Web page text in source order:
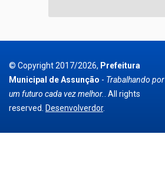
© Copyright 2017/2026, Prefeitura
Municipal de Assunção - Trabalhando por
um futuro cada vez melhor. . All rights
reserved.
Desenvolverdor.